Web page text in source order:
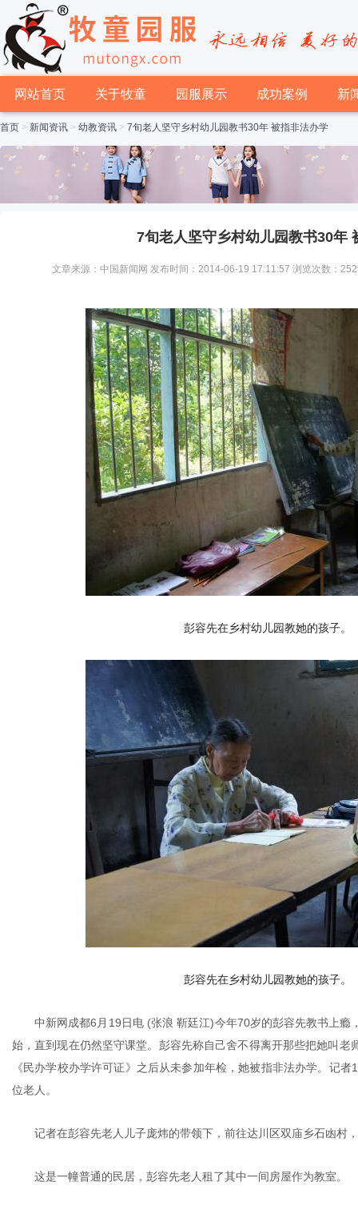
网站首页 关于牧童 园服展示 成功案例 新
首页 > 新闻资讯 > 幼教资讯 > 7旬老人坚守乡村幼儿园教书30年 被指非法办学
7旬老人坚守乡村幼儿园教书30年
文章来源：中国新闻网 发布时间：2014-06-19 17:11:57 浏览次数：
彭容先在乡村幼儿园教她的孩子
彭容先在乡村幼儿园教她的孩子
中新网成都6月19日电 (张浪 靳廷江)今年70岁的彭容先教书上瘾
始，直到现在仍然坚守课堂。彭容先称自己舍不得离开那些把她叫
《民办学校办学许可证》之后从未参加年检，她被指非法办学。记
位老人。
记者在彭容先老人儿子庞炜的带领下，前往达川区双庙乡石凼村
这是一幢普通的民居，彭容先老人租了其中一间房屋作为教室。